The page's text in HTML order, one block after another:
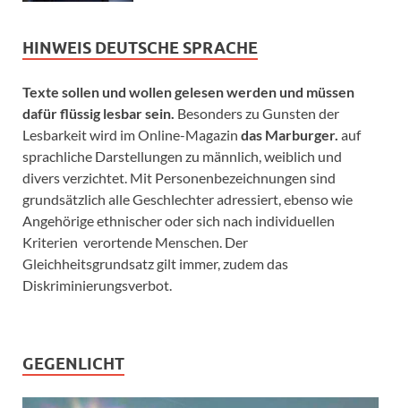
HINWEIS DEUTSCHE SPRACHE
Texte sollen und wollen gelesen werden und müssen
dafür flüssig lesbar sein. Besonders zu Gunsten der
Lesbarkeit wird im Online-Magazin das Marburger. auf
sprachliche Darstellungen zu männlich, weiblich und
divers verzichtet. Mit Personenbezeichnungen sind
grundsätzlich alle Geschlechter adressiert, ebenso wie
Angehörige ethnischer oder sich nach individuellen
Kriterien verortende Menschen. Der
Gleichheitsgrundsatz gilt immer, zudem das
Diskriminierungsverbot.
GEGENLICHT